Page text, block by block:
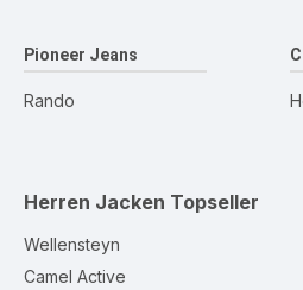
Pioneer Jeans
Rando
Herren Jacken Topseller
Wellensteyn
Camel Active